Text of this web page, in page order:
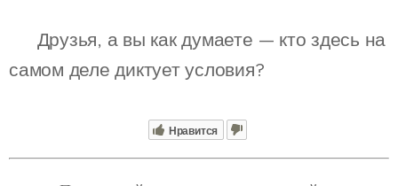
🗣️ Друзья, а вы как думаете — кто здесь на
самом деле диктует условия?
Нравится